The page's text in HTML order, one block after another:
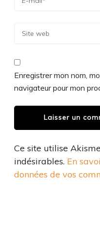
Enregistrer mon nom,
navigateur pour mon
Ce site utilise
indésirables. En
données de vos